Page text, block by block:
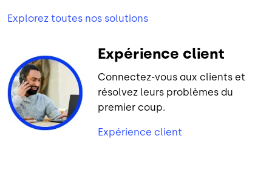
Explorez toutes nos solutions
Expérience client
Connectez-vous aux clients et
résolvez leurs problèmes du
premier coup.
Expérience client